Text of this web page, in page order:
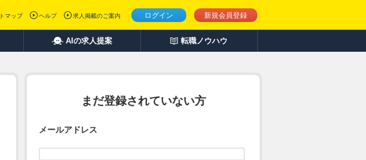
ログイン 新規会員登録
マップ ヘルプ 求人掲載のご案内
AIの求人提案 転職ノウハウ
まだ登録されていない方
メールアドレス